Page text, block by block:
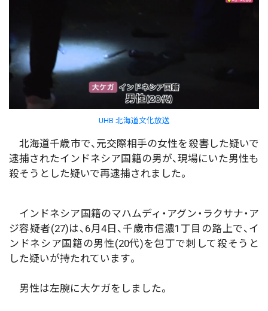
UHB 北海道文化放送
北海道千歳市で、元交際相手の女性を殺害した疑いで
逮捕されたインドネシア国籍の男が、現場にいた男性も
殺そうとした疑いで再逮捕されました。
インドネシア国籍のマハムディ・アグン・ラクサナ・ア
ジ容疑者(27)は、6月4日、千歳市信濃1丁目の路上で、イ
ンドネシア国籍の男性(20代)を包丁で刺して殺そうと
した疑いが持たれています。
男性は左腕に大ケガをしました。